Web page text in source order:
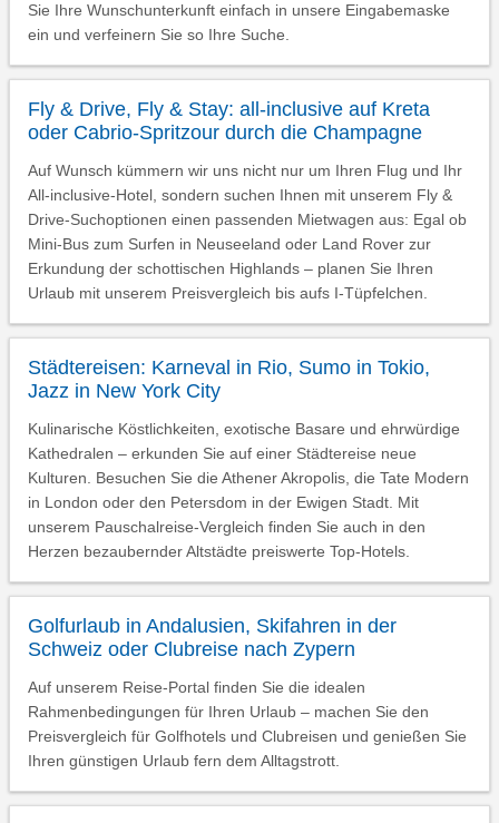
Sie Ihre Wunschunterkunft einfach in unsere Eingabemaske
ein und verfeinern Sie so Ihre Suche.
Fly & Drive, Fly & Stay: all-inclusive auf Kreta
oder Cabrio-Spritzour durch die Champagne
Auf Wunsch kümmern wir uns nicht nur um Ihren Flug und Ihr
All-inclusive-Hotel, sondern suchen Ihnen mit unserem Fly &
Drive-Suchoptionen einen passenden Mietwagen aus: Egal ob
Mini-Bus zum Surfen in Neuseeland oder Land Rover zur
Erkundung der schottischen Highlands – planen Sie Ihren
Urlaub mit unserem Preisvergleich bis aufs I-Tüpfelchen.
Städtereisen: Karneval in Rio, Sumo in Tokio,
Jazz in New York City
Kulinarische Köstlichkeiten, exotische Basare und ehrwürdige
Kathedralen – erkunden Sie auf einer Städtereise neue
Kulturen. Besuchen Sie die Athener Akropolis, die Tate Modern
in London oder den Petersdom in der Ewigen Stadt. Mit
unserem Pauschalreise-Vergleich finden Sie auch in den
Herzen bezaubernder Altstädte preiswerte Top-Hotels.
Golfurlaub in Andalusien, Skifahren in der
Schweiz oder Clubreise nach Zypern
Auf unserem Reise-Portal finden Sie die idealen
Rahmenbedingungen für Ihren Urlaub – machen Sie den
Preisvergleich für Golfhotels und Clubreisen und genießen Sie
Ihren günstigen Urlaub fern dem Alltagstrott.